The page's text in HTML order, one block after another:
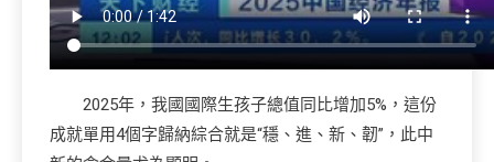
2025年，我國國際生孩子總值同比增加5%，這份
成就單用4個字歸納綜合就是“穩、進、新、韌”，此中